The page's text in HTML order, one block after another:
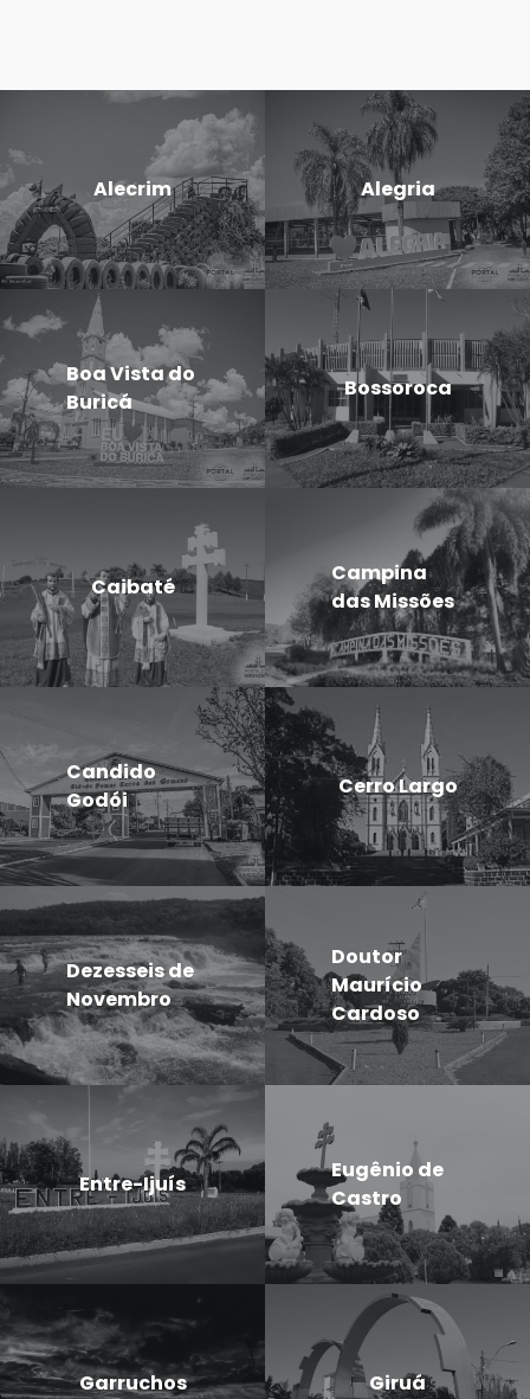
Alecrim Alegria
Boa Vista do
Buricá
Bossoroca
Caibaté
Campina
das Missões
Candido
Godói
Cerro Largo
Dezesseis de
Novembro
Doutor
Maurício
Cardoso
Entre-Ijuís
Eugênio de
Castro
Garruchos Giruá